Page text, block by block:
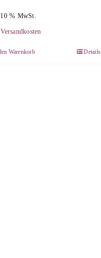
% MwSt.
Versandkosten
Warenkorb Details